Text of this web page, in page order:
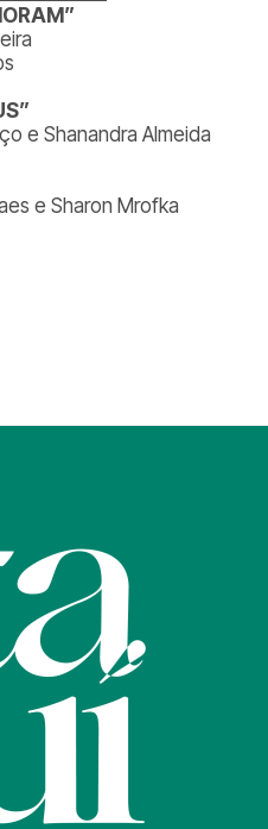
e Shanandra Almeida
e Sharon Mrofka